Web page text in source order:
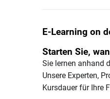
E-Learning on
Starten Sie,
Sie lernen anhand
Unsere Experten,
Kursdauer für Ihre